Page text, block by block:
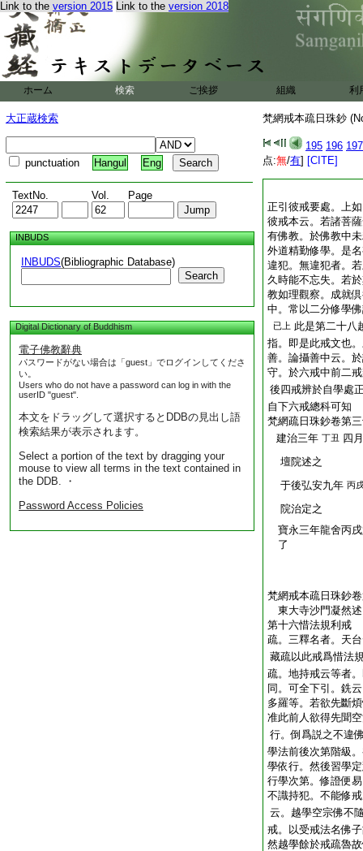
Link to the version 2015 Link to the version 2018
ホーム 検索 ご挨拶 組織 利
大正蔵検索
punctuation Hangul Eng
TextNo. Vol. Page
INBUDS
INBUDS(Bibliographic Database)
Search
Digital Dictionary of Buddhism
電子佛教辭典
パスワードがない場合は「guest」でログインしてくださ
い。
Users who do not have a password can log in with the
userID "guest".
本文をドラッグして選択するとDDBの見出し語
検索結果が表示されます。
Select a portion of the text by dragging your
mouse to view all terms in the text contained in
the DDB. ・
Password Access Policies
梵網戒本疏日珠鈔
195 196 197
点:無/有] [CITE]
正引彼戒要處。上
彼戒本云。若諸菩
有佛教。於佛教中
外道精勤修學。是
違犯。無違犯者。
久時能不忘失。若
教如理觀察。成就
中。常以二分修學
已上 此是第二十八
指。即是此戒文也
善。論攝善中云。
守。於六戒中前二
後四戒辨於自學處
自下六戒總科可知
梵網疏日珠鈔卷
建治三年 丁丑 四
壇院述
于後弘安九年 丙
院治定之
寶永三年龍舍丙
了
梵網戒本疏日珠鈔
東大寺沙門凝然
第十六惜法規利戒
疏。三釋名者。天
藏疏以此戒爲惜法
疏。地持戒云等者
同。可全下引。銑
多羅等。若欲先斷
准此前人欲得先聞
行。倒爲説之不違
學法前後次第階級
學依行。然後習學
行學次第。修證便
不識持犯。不能修
云。越學空宗佛不
戒。以受戒法名佛
然越學餘於戒疏魯